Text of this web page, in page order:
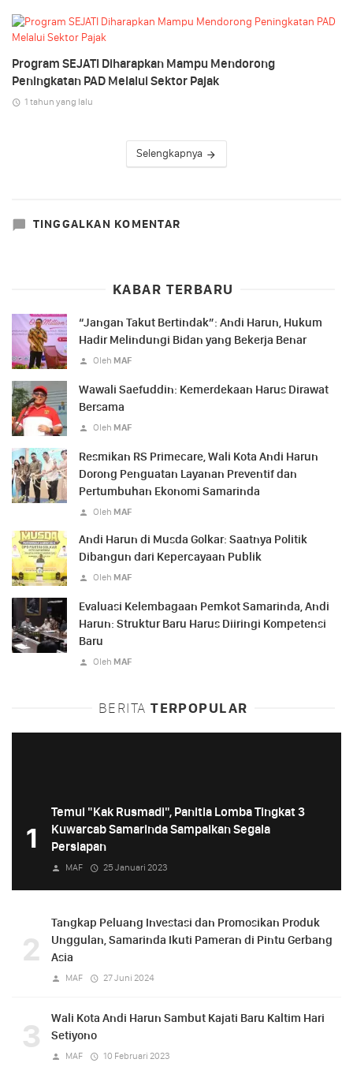
Program SEJATI Diharapkan Mampu Mendorong
Peningkatan PAD Melalui Sektor Pajak
1 tahun yang lalu
Selengkapnya
TINGGALKAN KOMENTAR
KABAR TERBARU
“Jangan Takut Bertindak”: Andi Harun, Hukum
Hadir Melindungi Bidan yang Bekerja Benar
Oleh MAF
Wawali Saefuddin: Kemerdekaan Harus Dirawat
Bersama
Oleh MAF
Resmikan RS Primecare, Wali Kota Andi Harun
Dorong Penguatan Layanan Preventif dan
Pertumbuhan Ekonomi Samarinda
Oleh MAF
Andi Harun di Musda Golkar: Saatnya Politik
Dibangun dari Kepercayaan Publik
Oleh MAF
Evaluasi Kelembagaan Pemkot Samarinda, Andi
Harun: Struktur Baru Harus Diiringi Kompetensi
Baru
Oleh MAF
BERITA TERPOPULAR
1
Temui "Kak Rusmadi", Panitia Lomba Tingkat 3
Kuwarcab Samarinda Sampaikan Segala
Persiapan
MAF 25 Januari 2023
2
Tangkap Peluang Investasi dan Promosikan Produk
Unggulan, Samarinda Ikuti Pameran di Pintu Gerbang
Asia
MAF 27 Juni 2024
3
Wali Kota Andi Harun Sambut Kajati Baru Kaltim Hari
Setiyono
MAF 10 Februari 2023